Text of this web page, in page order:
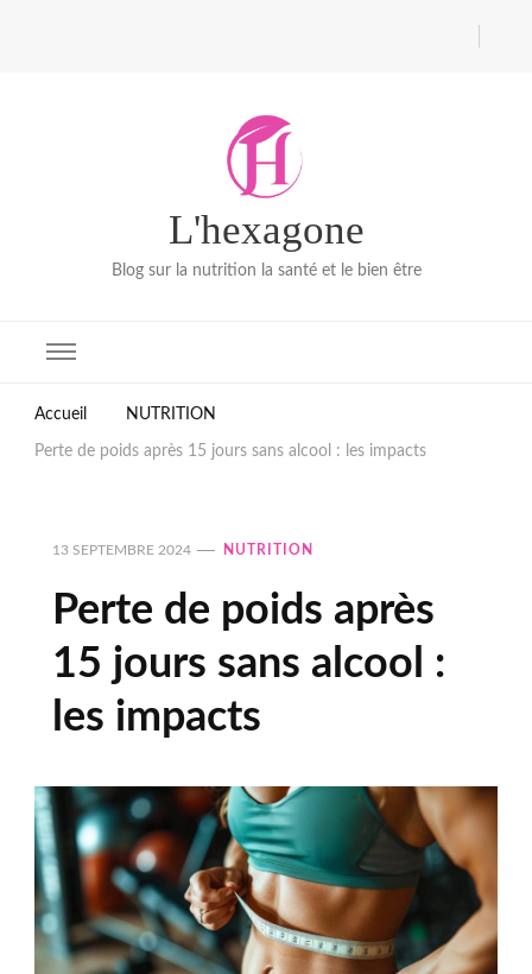
L'hexagone
Blog sur la nutrition la santé et le bien être
Accueil NUTRITION
Perte de poids après 15 jours sans alcool : les impacts
13 SEPTEMBRE 2024 NUTRITION
Perte de poids après
15 jours sans alcool :
les impacts